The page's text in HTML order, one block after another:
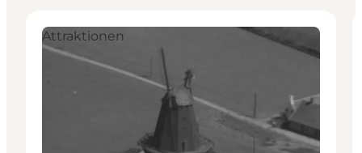
Attraktionen